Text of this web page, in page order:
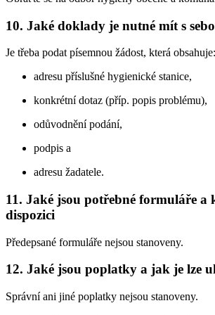
10. Jaké doklady je nutné mít s
Je třeba podat písemnou žádost, která obsahuje:
adresu příslušné hygienické stanice,
konkrétní dotaz (příp. popis problému),
odůvodnění podání,
podpis a
adresu žadatele.
11. Jaké jsou potřebné formuláře a
dispozici
Předepsané formuláře nejsou stanoveny.
12. Jaké jsou poplatky a jak je lze
Správní ani jiné poplatky nejsou stanoveny.